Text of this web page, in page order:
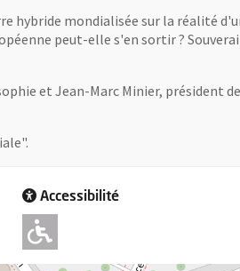
hybride mondialisée sur la réalité
peut-elle s'en sortir ?
et Jean-Marc Minier, président
Accessibilité
Adapté pour